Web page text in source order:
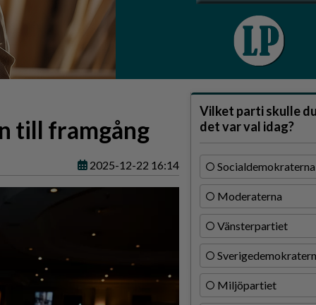
till framgång
2025-12-22 16:14
Vilket parti skulle
det var val idag?
Socialdemokraterna
Moderaterna
Vänsterpartiet
Miljöpartiet